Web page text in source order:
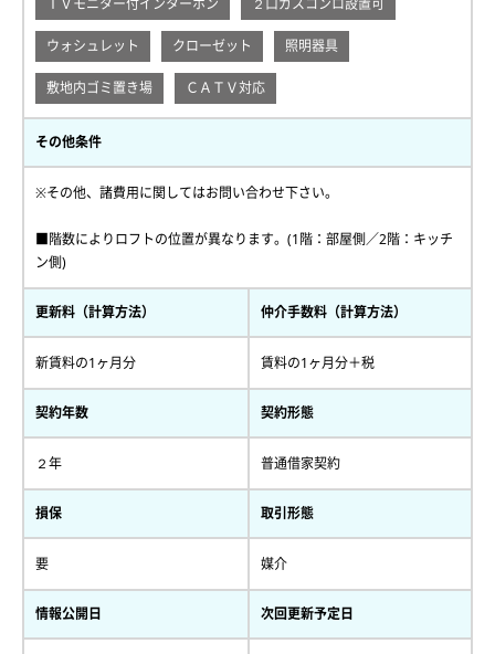
ＴＶモニター付インターホン ２口ガスコンロ設置可
ウォシュレット クローゼット 照明器具
敷地内ゴミ置き場 ＣＡＴＶ対応
その他条件
※その他、諸費用に関してはお問い合わせ下さい。
■階数によりロフトの位置が異なります。(1階：部屋側／2階：キッチ
ン側)
更新料（計算方法）
新賃料の1ヶ月分
仲介手数料（計算方法）
賃料の1ヶ月分＋税
契約年数
２年
契約形態
普通借家契約
損保
要
取引形態
媒介
情報公開日 次回更新予定日